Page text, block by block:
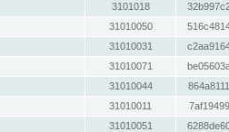
3101018
31010050
31010031
31010071
31010044
31010011
31010051